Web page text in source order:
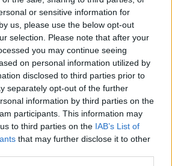
or sensitive information for
us, please use the below opt-out
selection. Please note that after your
you may continue seeing
on personal information utilized by
disclosed to third parties prior to
separately opt-out of the further
information by third parties on the
participants. This information may
to third parties on the IAB’s List of
that may further disclose it to other
Xavier páneurópai
nem állíthatta meg senki,
bürokratái pedig vélhetően